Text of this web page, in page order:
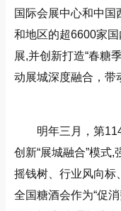
国际会展中心和中
和地区的超6600家
展,并创新打造“春糖
动展城深度融合，带
明年三月，第
创新“展城融合”模式
摇钱树、行业风向标
全国糖酒会作为“促